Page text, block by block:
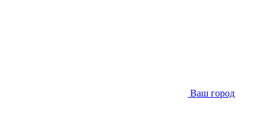
Ваш город